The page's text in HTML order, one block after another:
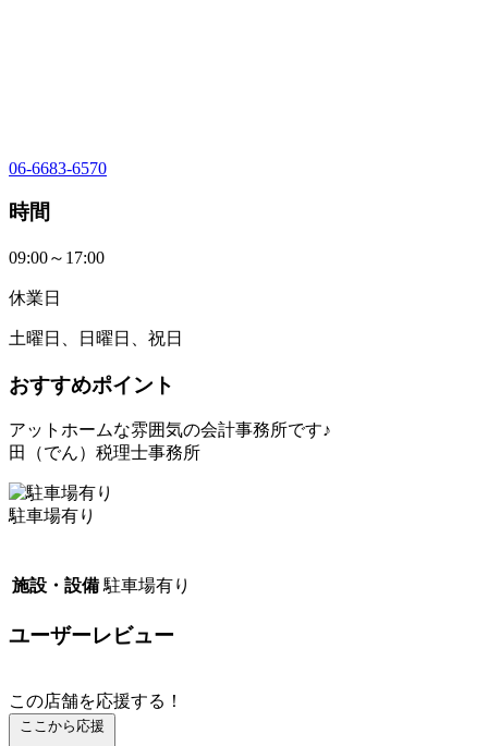
06-6683-6570
時間
09:00～17:00
休業日
土曜日、日曜日、祝日
おすすめポイント
アットホームな雰囲気の会計事務所です♪
田（でん）税理士事務所
駐車場有り
施設・設備 駐車場有り
ユーザーレビュー
この店舗を応援する！
ここから応援